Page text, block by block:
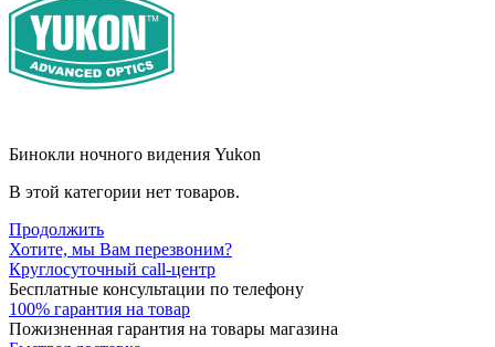
Бинокли ночного видения Yukon
В этой категории нет товаров.
Продолжить
Хотите, мы Вам перезвоним?
Круглосуточный call-центр
Бесплатные консультации по телефону
100% гарантия на товар
Пожизненная гарантия на товары магазина